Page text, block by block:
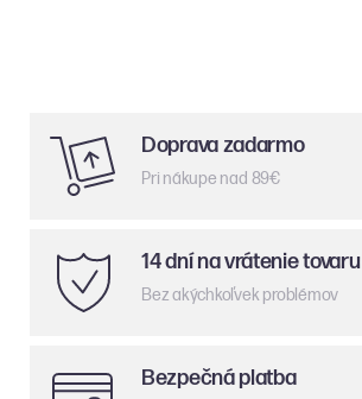
Doprava zadarmo
Pri nákupe nad 89€
14 dní na vrátenie tovaru
Bez akýchkoľvek problémov
Bezpečná platba